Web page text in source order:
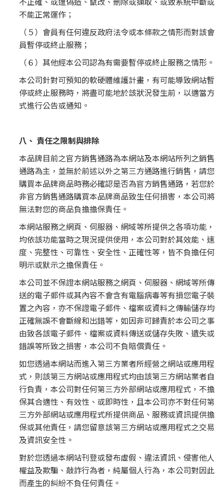
不能正常運作；
（５）會員有任何違反政府法令或本條款之情形而對該會
員暫停或終止服務；
（６）其他經本公司認為有需要暫停或終止服務之情形。
本公司針對可預知的軟硬體維護計畫，有可能導致網站暫
停或終止服務時，將盡可能地於該狀況發生前，以適當方
式進行公告或通知。
八、 責任之限制與排除
本品牌目前之官方銷售通路為本網站及本網站所列之銷售
通路為主，並無於前述以外之第三方通路進行銷售，請您
購買本品牌商品時務必確認是否為官方銷售通路，若您於
非官方銷售通路購買本品牌商品致生任何損害，本公司將
無法對您的商品負擔擔保責任。
本網站服務之網頁、伺服器、網域等所提供之各項功能，
均依該功能當時之現況提供使用，本公司對於其效能、速
度、完整性、可靠性、安全性、正確性等，皆不負擔任何
明示或默示之擔保責任。
本公司並不保證本網站服務之網頁、伺服器、網域等所傳
送的電子郵件或其內容不會含有電腦病毒等有損您電子裝
置之內容，亦不保證電子郵件、檔案或資料之傳輸儲存均
正確無誤不會斷線和出錯等，如因非可歸責於本公司之事
由致各該電子郵件、檔案或資料傳送或儲存失敗、遺失或
錯誤等所致之損害，本公司不負賠償責任。
如您透過本網站而進入第三方業者所經營之網站或應用程
式，則該第三方網站或應用程式均由該第三方網站業者自
行負責，本公司對任何第三方外部網站或應用程式，不擔
保其合適性、有效性、或即時性，且本公司亦不對任何第
三方外部網站或應用程式所提供商品、服務或資訊提供擔
保或其他責任，請您留意該第三方網站或應用程式之交易
及資訊安全性。
對於您透過本網站刊登或發布虛假、違法資訊、侵害他人
權益及欺騙、敲詐行為者，純屬個人行為，本公司對因此
而產生的糾紛不負任何責任。